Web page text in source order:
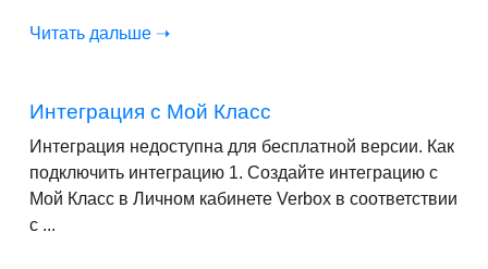
Читать дальше ➝
Интеграция с Мой Класс
Интеграция недоступна для бесплатной версии. Как
подключить интеграцию 1. Создайте интеграцию с
Мой Класс в Личном кабинете Verbox в соответствии
с ...